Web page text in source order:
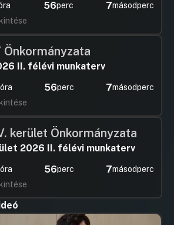
56perc 7másodperc
Önkormányzata
II. félévi munkaterv
óra 56perc 7másodperc
kerület Önkormányzata
2026 II. félévi munkaterv
óra 56perc 7másodperc